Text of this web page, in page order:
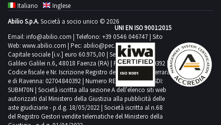
450NOTE
PER
tempistica
massima
prevista
per
lo
svolgimento
delle
macchina
industriale
tipo
“Tagli
e
cuci”
WG
Willcox
&
Gibbs
Italiano
Inglese
Abilio S.p.A.Società a socio unico © 2026
Email: info@abilio.com | Telefono: +39 0546 046747 | Sito
Web: www.abilio.com | Pec: abilio@pec.illimity.com
Capitale sociale [i.v.] euro 60.975,00 | Sede legale in Via
Galileo Galilei n.6, 48018 Faenza (RA) | P.IVA: 02704840392 |
Codice fiscale e Nr. Iscrizione Registro delle Imprese di Ferrara
e di Ravenna: 02704840392 | Numero REA RA 224830 | SDI:
SUBM70N | Società iscritta alla sezione A dell'elenco siti web
autorizzati dal Ministero della Giustizia alla pubblicità delle
aste giudiziarie - p.d.g. 18/05/2022 | Società iscritta al n.68
del Registro Gestori vendite telematiche del Ministero della
UNI EN ISO 9001:2015